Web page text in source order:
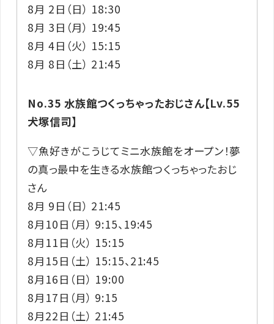
8月 2日（日） 18:30
8月 3日（月） 19:45
8月 4日（火） 15:15
8月 8日（土） 21:45
No.35 水族館つくっちゃったおじさん【Lv.55
犬塚信司】
▽魚好きがこうじてミニ水族館をオープン！夢
の真っ最中を生きる水族館つくっちゃったおじ
さん
8月 9日（日） 21:45
8月10日（月） 9:15、19:45
8月11日（火） 15:15
8月15日（土） 15:15、21:45
8月16日（日） 19:00
8月17日（月） 9:15
8月22日（土） 21:45